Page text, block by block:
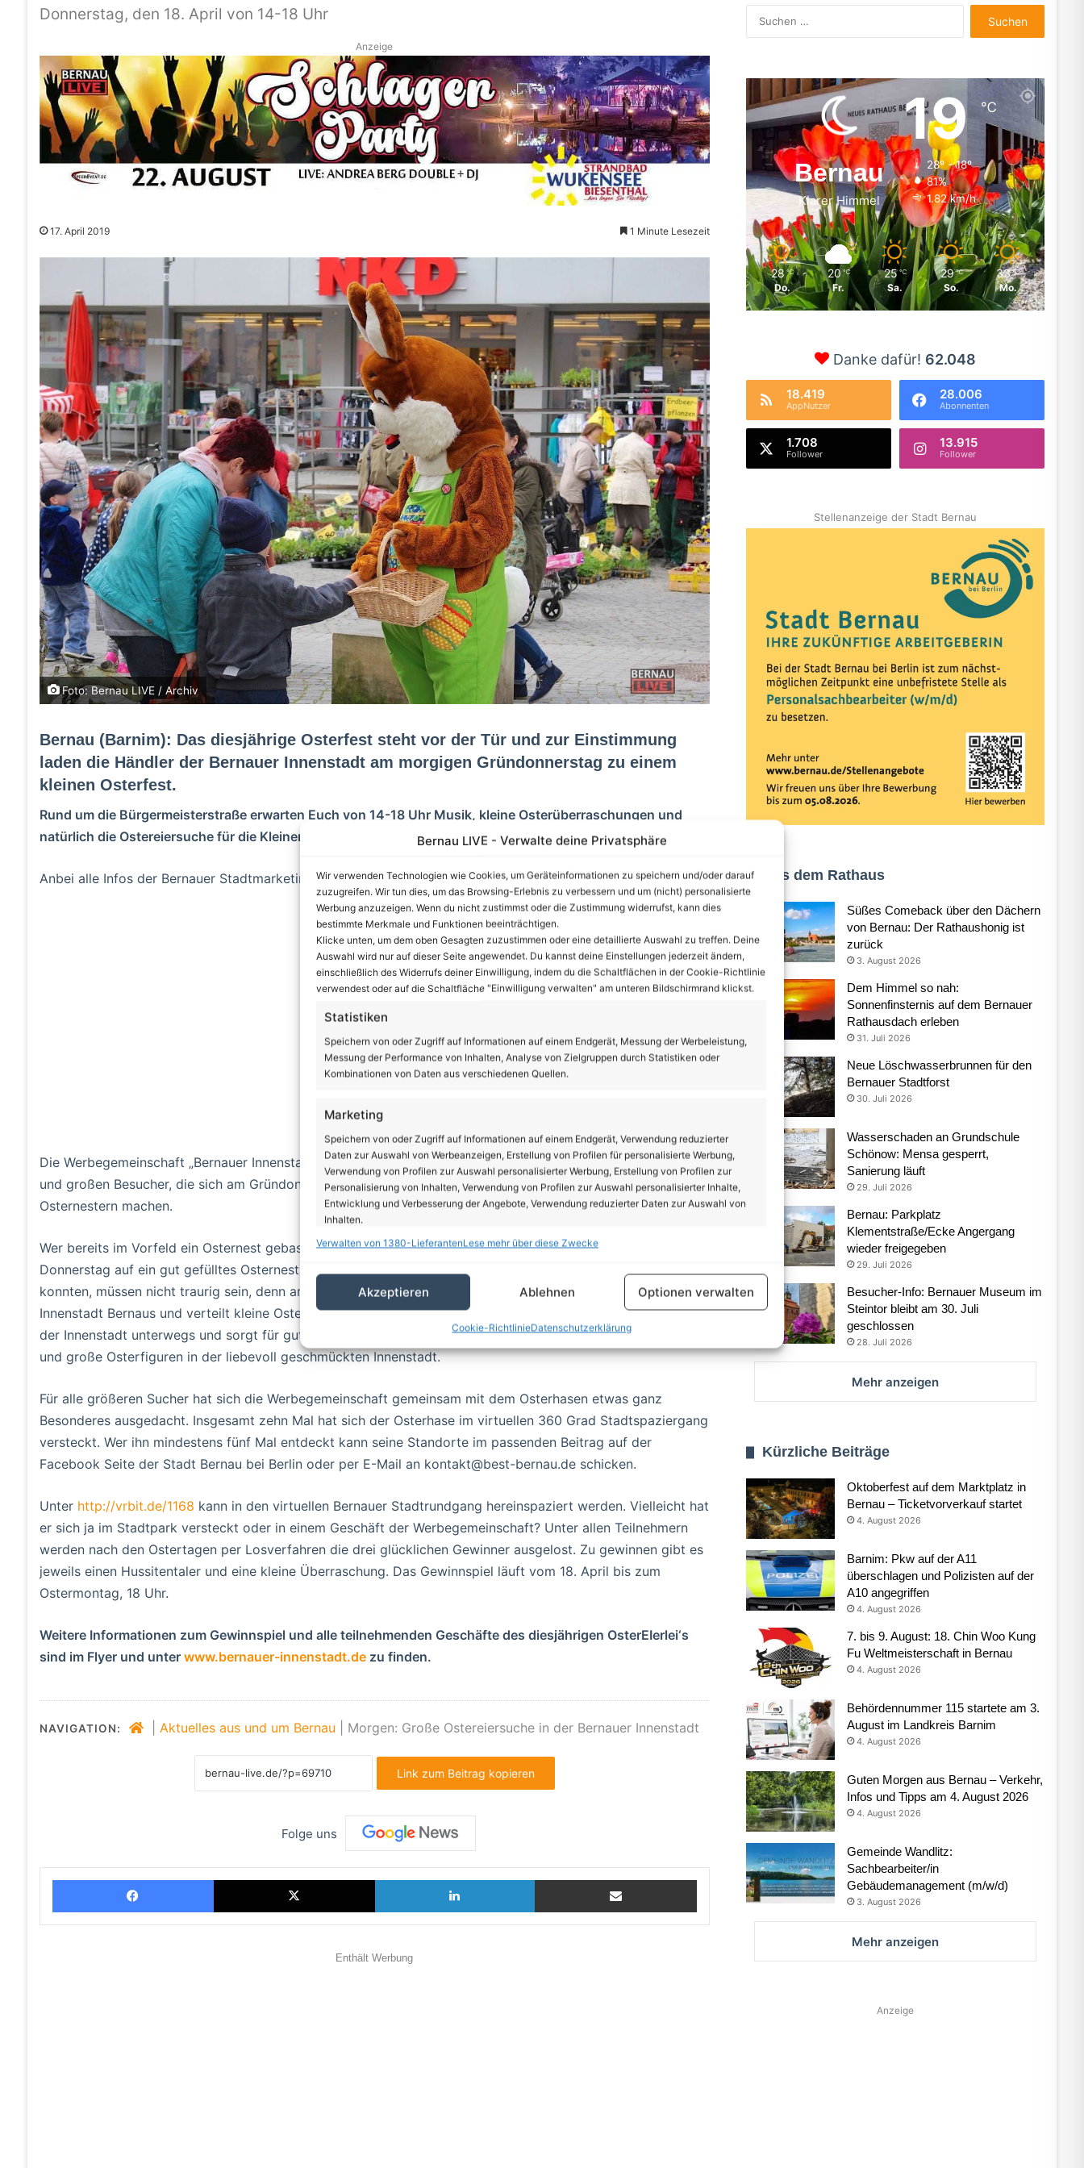
Bernau LIVE - Verwalte deine Privatsphäre
Wir verwenden Technologien wie Cookies, um Geräteinformationen zu speichern und/oder darauf
zuzugreifen. Wir tun dies, um das Browsing-Erlebnis zu verbessern und um (nicht) personalisierte
Werbung anzuzeigen. Wenn du nicht zustimmst oder die Zustimmung widerrufst, kann dies
bestimmte Merkmale und Funktionen beeinträchtigen.
Klicke unten, um dem oben Gesagten zuzustimmen oder eine detaillierte Auswahl zu treffen. Deine
Auswahl wird nur auf dieser Seite angewendet. Du kannst deine Einstellungen jederzeit ändern,
einschließlich des Widerrufs deiner Einwilligung, indem du die Schaltflächen in der Cookie-Richtlinie
verwendest oder auf die Schaltfläche "Einwilligung verwalten" am unteren Bildschirmrand klickst.
Statistiken
Speichern von oder Zugriff auf Informationen auf einem Endgerät, Messung der Werbeleistung,
Messung der Performance von Inhalten, Analyse von Zielgruppen durch Statistiken oder
Kombinationen von Daten aus verschiedenen Quellen.
Marketing
Speichern von oder Zugriff auf Informationen auf einem Endgerät, Verwendung reduzierter
Daten zur Auswahl von Werbeanzeigen, Erstellung von Profilen für personalisierte Werbung,
Verwendung von Profilen zur Auswahl personalisierter Werbung, Erstellung von Profilen zur
Personalisierung von Inhalten, Verwendung von Profilen zur Auswahl personalisierter Inhalte,
Entwicklung und Verbesserung der Angebote, Verwendung reduzierter Daten zur Auswahl von
Inhalten.
Abgleichung und Kombination von Daten aus unterschiedlichen Quellen,
Verknüpfung verschiedener Endgeräte, Identifikation von Endgeräten anhand
Gewährleistung der Sicherheit, Verhinderung und Aufdeckung
von Werbung und Inhalten, Ihre Entscheidungen zum
Datenschutz speichern und übermitteln.
Verwalten von 1380-LieferantenLese mehr über diese Zwecke
Akzeptieren Ablehnen Optionen verwalten
Cookie-RichtlinieDatenschutzerklärung
Donnerstag, den 18. April von 14-18 Uhr
Anzeige
17. April 2019 1 Minute Lesezeit
Foto: Bernau LIVE / Archiv
Bernau (Barnim): Das diesjährige Osterfest steht vor der Tür und zur Einstimmung
laden die Händler der Bernauer Innenstadt am morgigen Gründonnerstag zu einem
kleinen Osterfest.
Rund um die Bürgermeisterstraße erwarten Euch von 14-18 Uhr Musik, kleine Osterüberraschungen und
natürlich die Ostereiersuche für die Kleinen.
Anbei alle Infos der Bernauer Stadtmarketing (BeSt)
Anzeige
Die Werbegemeinschaft „Bernauer Innenstadt – bewusst hier!“ freut sich bereits jetzt schon auf die kleinen
und großen Besucher, die sich am Gründonnerstag, den 18. April, auf die Suche nach ihren selbst gebastelten
Osternestern machen.
Wer bereits im Vorfeld ein Osternest gebastelt und bis zum 12. April wieder abgegeben hat, der kann sich am
Donnerstag auf ein gut gefülltes Osternest freuen. Aber auch alle, die im Vorfeld kein Osternest basteln
konnten, müssen nicht traurig sein, denn am 18. April hoppelt der Osterhase von 14 bis 18 Uhr durch die
Innenstadt Bernaus und verteilt kleine Osterüberraschungen. Außerdem ist der Bernauer Leierkastenmann in
der Innenstadt unterwegs und sorgt für gute Laune. Und wer ganz genau hinsieht, der entdeckt viele kleine
und große Osterfiguren in der liebevoll geschmückten Innenstadt.
Für alle größeren Sucher hat sich die Werbegemeinschaft gemeinsam mit dem Osterhasen etwas ganz
Besonderes ausgedacht. Insgesamt zehn Mal hat sich der Osterhase im virtuellen 360 Grad Stadtspaziergang
versteckt. Wer ihn mindestens fünf Mal entdeckt kann seine Standorte im passenden Beitrag auf der
Facebook Seite der Stadt Bernau bei Berlin oder per E-Mail an kontakt@best-bernau.de schicken.
Unter http://vrbit.de/1168 kann in den virtuellen Bernauer Stadtrundgang hereinspaziert werden. Vielleicht hat
er sich ja im Stadtpark versteckt oder in einem Geschäft der Werbegemeinschaft? Unter allen Teilnehmern
werden nach den Ostertagen per Losverfahren die drei glücklichen Gewinner ausgelost. Zu gewinnen gibt es
jeweils einen Hussitentaler und eine kleine Überraschung. Das Gewinnspiel läuft vom 18. April bis zum
Ostermontag, 18 Uhr.
Weitere Informationen zum Gewinnspiel und alle teilnehmenden Geschäfte des diesjährigen OsterEIerlei‘s
sind im Flyer und unter www.bernauer-innenstadt.dezu finden.
NAVIGATION: Aktuelles aus und um Bernau Morgen: Große Ostereiersuche in der Bernauer Innenstadt
Link zum Beitrag kopieren
Folge uns
Facebook X LinkedIn Teilen via E-Mail
Enthält Werbung
nach:
Bernau
Klarer Himmel
19℃
28º - 18º
81%
1.82 km/h
28 ℃
Do.
20 ℃
Fr.
25 ℃
Sa.
29 ℃
So.
33 ℃
Mo.
Danke dafür! 62.048
18.419
AppNutzer
28.006
Abonnenten
1.708
Follower
13.915
Follower
Stellenanzeige der Stadt Bernau
Aus dem Rathaus
Süßes Comeback über den Dächern
von Bernau: Der Rathaushonig ist
zurück
3. August 2026
Dem Himmel so nah:
Sonnenfinsternis auf dem Bernauer
Rathausdach erleben
31. Juli 2026
Neue Löschwasserbrunnen für den
Bernauer Stadtforst
30. Juli 2026
Wasserschaden an Grundschule
Schönow: Mensa gesperrt,
Sanierung läuft
29. Juli 2026
Bernau: Parkplatz
Klementstraße/Ecke Angergang
wieder freigegeben
29. Juli 2026
Besucher-Info: Bernauer Museum im
Steintor bleibt am 30. Juli
geschlossen
28. Juli 2026
Mehr anzeigen
Kürzliche Beiträge
Oktoberfest auf dem Marktplatz in
Bernau – Ticketvorverkauf startet
4. August 2026
Barnim: Pkw auf der A11
überschlagen und Polizisten auf der
A10 angegriffen
4. August 2026
7. bis 9. August: 18. Chin Woo Kung
Fu Weltmeisterschaft in Bernau
4. August 2026
Behördennummer 115 startete am 3.
August im Landkreis Barnim
4. August 2026
Guten Morgen aus Bernau – Verkehr,
Infos und Tipps am 4. August 2026
4. August 2026
Gemeinde Wandlitz:
Sachbearbeiter/in
Gebäudemanagement (m/w/d)
3. August 2026
Mehr anzeigen
Anzeige